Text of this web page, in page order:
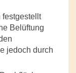
festgestellt
Belüftung
jedoch durch